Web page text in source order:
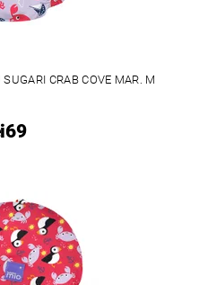
CRAB COVE MAR. M